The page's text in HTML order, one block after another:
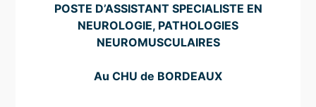
POSTE D’ASSISTANT SPECIALISTE EN
NEUROLOGIE, PATHOLOGIES
NEUROMUSCULAIRES
Au CHU de BORDEAUX